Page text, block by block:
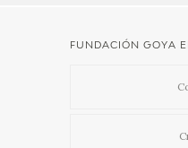
FUNDACIÓN GOYA